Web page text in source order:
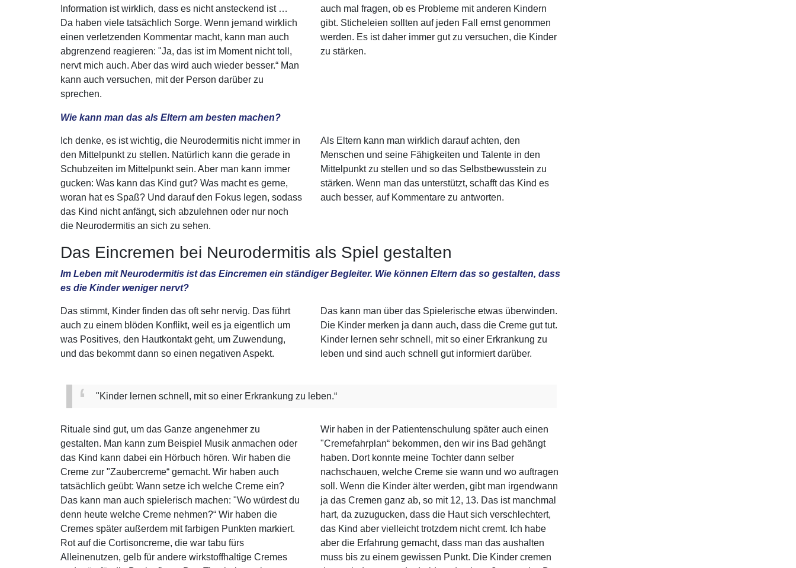
Information ist wirklich, dass es nicht ansteckend ist …
Da haben viele tatsächlich Sorge. Wenn jemand wirklich
einen verletzenden Kommentar macht, kann man auch
abgrenzend reagieren: "Ja, das ist im Moment nicht toll,
nervt mich auch. Aber das wird auch wieder besser.“ Man
kann auch versuchen, mit der Person darüber zu
sprechen.
auch mal fragen, ob es Probleme mit anderen Kindern
gibt. Sticheleien sollten auf jeden Fall ernst genommen
werden. Es ist daher immer gut zu versuchen, die Kinder
zu stärken.
Wie kann man das als Eltern am besten machen?
Ich denke, es ist wichtig, die Neurodermitis nicht immer in
den Mittelpunkt zu stellen. Natürlich kann die gerade in
Schubzeiten im Mittelpunkt sein. Aber man kann immer
gucken: Was kann das Kind gut? Was macht es gerne,
woran hat es Spaß? Und darauf den Fokus legen, sodass
das Kind nicht anfängt, sich abzulehnen oder nur noch
die Neurodermitis an sich zu sehen.
Als Eltern kann man wirklich darauf achten, den
Menschen und seine Fähigkeiten und Talente in den
Mittelpunkt zu stellen und so das Selbstbewusstein zu
stärken. Wenn man das unterstützt, schafft das Kind es
auch besser, auf Kommentare zu antworten.
Das Eincremen bei Neurodermitis als Spiel gestalten
Im Leben mit Neurodermitis ist das Eincremen ein ständiger Begleiter. Wie können Eltern das so gestalten, dass
es die Kinder weniger nervt?
Das stimmt, Kinder finden das oft sehr nervig. Das führt
auch zu einem blöden Konflikt, weil es ja eigentlich um
was Positives, den Hautkontakt geht, um Zuwendung,
und das bekommt dann so einen negativen Aspekt.
Das kann man über das Spielerische etwas überwinden.
Die Kinder merken ja dann auch, dass die Creme gut tut.
Kinder lernen sehr schnell, mit so einer Erkrankung zu
leben und sind auch schnell gut informiert darüber.
"Kinder lernen schnell, mit so einer Erkrankung zu leben.“
Rituale sind gut, um das Ganze angenehmer zu
gestalten. Man kann zum Beispiel Musik anmachen oder
das Kind kann dabei ein Hörbuch hören. Wir haben die
Creme zur "Zaubercreme“ gemacht. Wir haben auch
tatsächlich geübt: Wann setze ich welche Creme ein?
Das kann man auch spielerisch machen: "Wo würdest du
denn heute welche Creme nehmen?“ Wir haben die
Cremes später außerdem mit farbigen Punkten markiert.
Rot auf die Cortisoncreme, die war tabu fürs
Alleinenutzen, gelb für andere wirkstoffhaltige Cremes
Wir haben in der Patientenschulung später auch einen
"Cremefahrplan“ bekommen, den wir ins Bad gehängt
haben. Dort konnte meine Tochter dann selber
nachschauen, welche Creme sie wann und wo auftragen
soll. Wenn die Kinder älter werden, gibt man irgendwann
ja das Cremen ganz ab, so mit 12, 13. Das ist manchmal
hart, da zuzugucken, dass die Haut sich verschlechtert,
das Kind aber vielleicht trotzdem nicht cremt. Ich habe
aber die Erfahrung gemacht, dass man das aushalten
muss bis zu einem gewissen Punkt. Die Kinder cremen